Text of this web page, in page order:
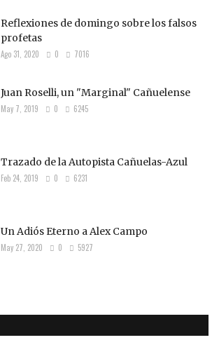
Reflexiones de domingo sobre los falsos
profetas
Ago 31, 2020 0 7016
Juan Roselli, un "Marginal" Cañuelense
May 7, 2019 0 6245
Trazado de la Autopista Cañuelas-Azul
Feb 24, 2019 0 6231
Un Adiós Eterno a Alex Campo
May 27, 2020 0 5927